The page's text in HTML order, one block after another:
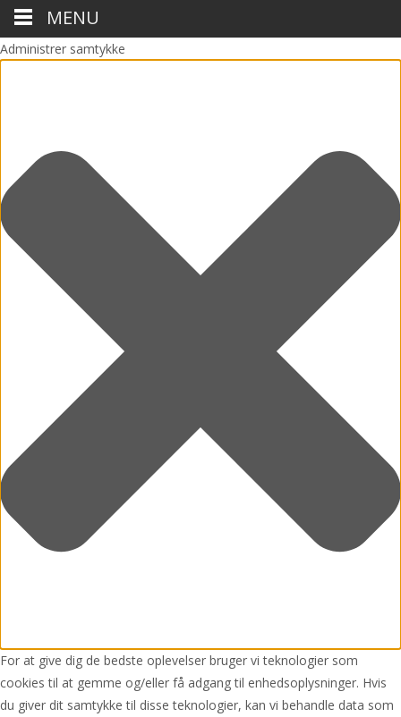
Administrer samtykke
For at give dig de bedste oplevelser bruger vi teknologier som
cookies til at gemme og/eller få adgang til enhedsoplysninger. Hvis
du giver dit samtykke til disse teknologier, kan vi behandle data som
MENU